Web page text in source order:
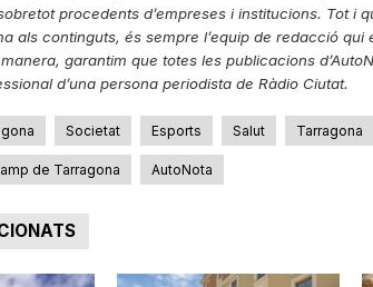
procedents d’empreses i institucions. Tot i
als continguts, és sempre l’equip de redacció qui
manera, garantim que totes les publicacions
d’una persona periodista de Ràdio Ciutat.
Societat Esports Salut Tarragona
de Tarragona AutoNota